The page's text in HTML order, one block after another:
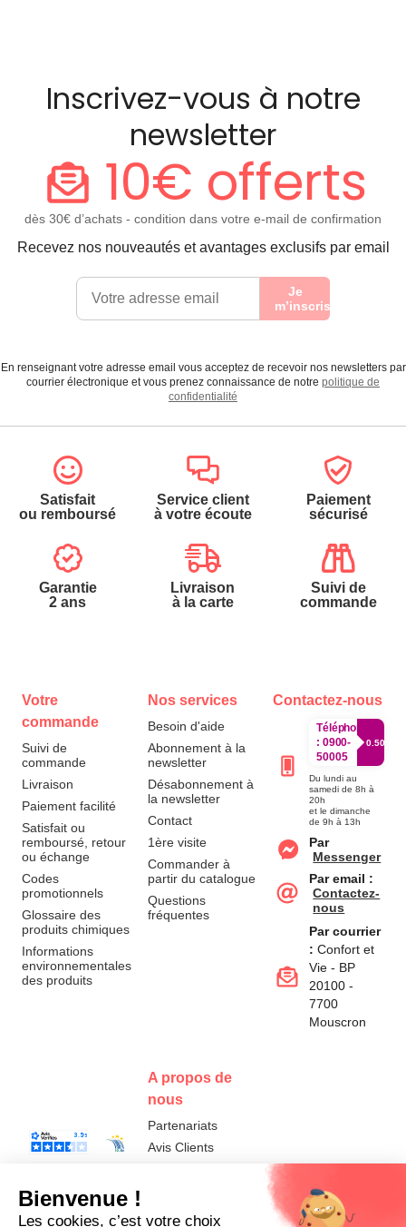
Inscrivez-vous à notre
newsletter
10€ offerts
dès 30€ d’achats - condition dans votre e-mail de confirmation
Recevez nos nouveautés et avantages exclusifs par email
Je
m’inscris
En renseignant votre adresse email vous acceptez de recevoir nos newsletters par
courrier électronique et vous prenez connaissance de notre politique de
confidentialité
Satisfait
ou remboursé
Service client
à votre écoute
Paiement
sécurisé
Garantie
2 ans
Livraison
à la carte
Suivi de
commande
Votre
commande
Suivi de
commande
Livraison
Paiement facilité
Satisfait ou
remboursé, retour
ou échange
Codes
promotionnels
Glossaire des
produits chimiques
Informations
environnementales
des produits
Nos services
Besoin d'aide
Abonnement à la
newsletter
Désabonnement à
la newsletter
Contact
1ère visite
Commander à
partir du catalogue
Questions
fréquentes
A propos de
nous
Partenariats
Avis Clients
Contactez-nous
Téléphone
: 0900-
50005
0.50€/
Du lundi au
samedi de 8h à
20h
et le dimanche
de 9h à 13h
Par
Messenger
Par email :
Contactez-
nous
Par courrier
: Confort et
Vie - BP
20100 -
7700
Mouscron
Données
personnelles et
Paramétrer
les cookies
légales
Conditions
générales de